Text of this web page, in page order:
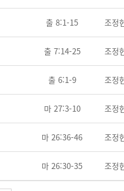
출 8:1-15 조정
출 7:14-25 조정
출 6:1-9 조정
마 27:3-10 조정
마 26:36-46 조정
마 26:30-35 조정